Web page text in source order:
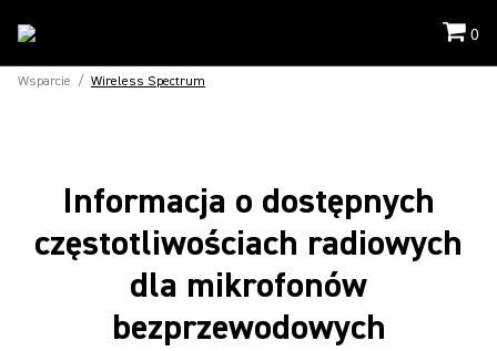
0
Wsparcie / Wireless Spectrum
Informacja o dostępnych
częstotliwościach radiowych
dla mikrofonów
bezprzewodowych